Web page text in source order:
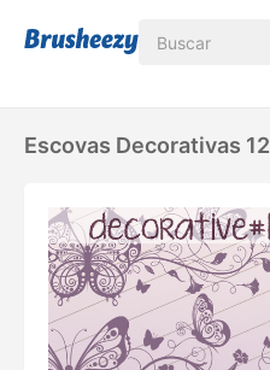
Escovas Decorativas 12